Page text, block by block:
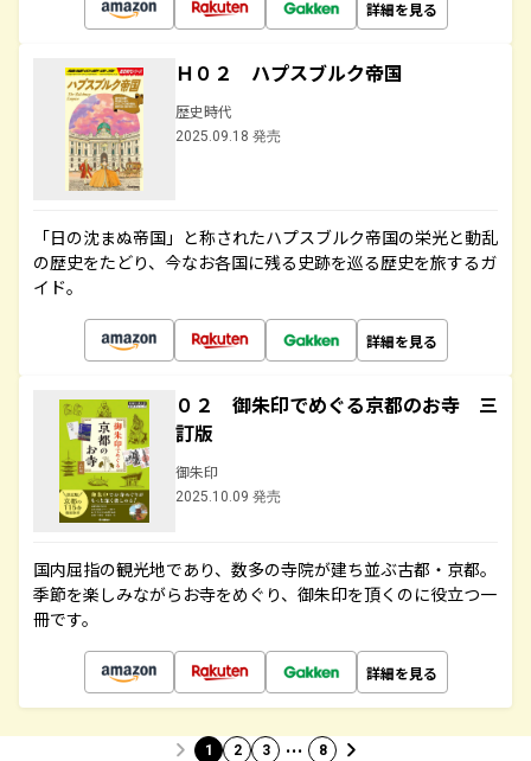
詳細を見る
Ｈ０２ ハプスブルク帝国
歴史時代
2025.09.18 発売
「日の沈まぬ帝国」と称されたハプスブルク帝国の栄光と動乱
の歴史をたどり、今なお各国に残る史跡を巡る歴史を旅するガ
イド。
詳細を見る
０２ 御朱印でめぐる京都のお寺 三
訂版
御朱印
2025.10.09 発売
国内屈指の観光地であり、数多の寺院が建ち並ぶ古都・京都。
季節を楽しみながらお寺をめぐり、御朱印を頂くのに役立つ一
冊です。
詳細を見る
1 2 3 … 8